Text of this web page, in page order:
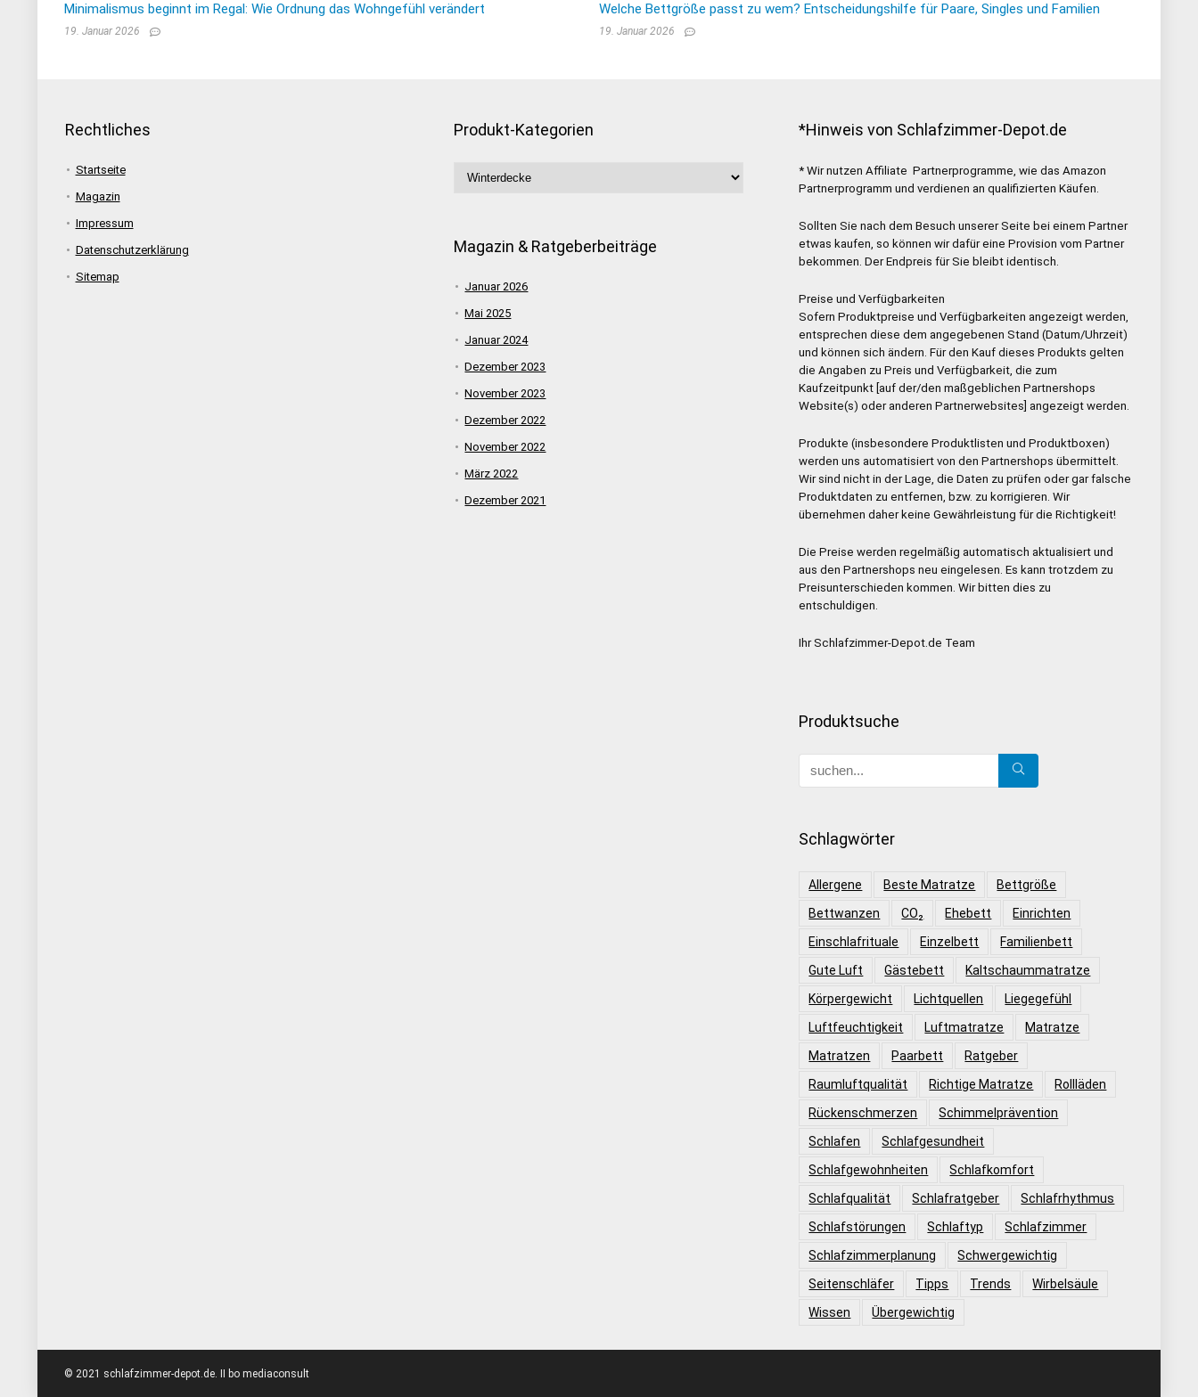
Minimalismus beginnt im Regal: Wie Ordnung das Wohngefühl verändert
19. Januar 2026
Welche Bettgröße passt zu wem? Entscheidungshilfe für Paare, Singles und Familien
19. Januar 2026
Rechtliches
Startseite
Magazin
Impressum
Datenschutzerklärung
Sitemap
Produkt-Kategorien
Magazin & Ratgeberbeiträge
Januar 2026
Mai 2025
Januar 2024
Dezember 2023
November 2023
Dezember 2022
November 2022
März 2022
Dezember 2021
*Hinweis von Schlafzimmer-Depot.de
* Wir nutzen Affiliate Partnerprogramme, wie das Amazon
Partnerprogramm und verdienen an qualifizierten Käufen.
Sollten Sie nach dem Besuch unserer Seite bei einem Partner
etwas kaufen, so können wir dafür eine Provision vom Partner
bekommen. Der Endpreis für Sie bleibt identisch.
Preise und Verfügbarkeiten
Sofern Produktpreise und Verfügbarkeiten angezeigt werden,
entsprechen diese dem angegebenen Stand (Datum/Uhrzeit)
und können sich ändern. Für den Kauf dieses Produkts gelten
die Angaben zu Preis und Verfügbarkeit, die zum
Kaufzeitpunkt [auf der/den maßgeblichen Partnershops
Website(s) oder anderen Partnerwebsites] angezeigt werden.
Produkte (insbesondere Produktlisten und Produktboxen)
werden uns automatisiert von den Partnershops übermittelt.
Wir sind nicht in der Lage, die Daten zu prüfen oder gar falsche
Produktdaten zu entfernen, bzw. zu korrigieren. Wir
übernehmen daher keine Gewährleistung für die Richtigkeit!
Die Preise werden regelmäßig automatisch aktualisiert und
aus den Partnershops neu eingelesen. Es kann trotzdem zu
Preisunterschieden kommen. Wir bitten dies zu
entschuldigen.
Ihr Schlafzimmer-Depot.de Team
Produktsuche
Schlagwörter
Allergene Beste Matratze
Bettgröße
Bettwanzen
CO₂ Ehebett
Einrichten
Einschlafrituale
Einzelbett
Familienbett
Gute Luft
Gästebett
Kaltschaummatratze
Körpergewicht
Lichtquellen
Liegegefühl
Luftfeuchtigkeit
Luftmatratze
Matratze
Matratzen
Paarbett
Ratgeber
Raumluftqualität
Richtige Matratze
Rollläden
Rückenschmerzen
Schimmelprävention
Schlafen
Schlafgesundheit
Schlafgewohnheiten
Schlafkomfort
Schlafqualität
Schlafratgeber
Schlafrhythmus
Schlafstörungen
Schlaftyp
Schlafzimmer
Schlafzimmerplanung
Schwergewichtig
Seitenschläfer
Tipps Trends
Wirbelsäule
Wissen
Übergewichtig
© 2021 schlafzimmer-depot.de. II bo mediaconsult